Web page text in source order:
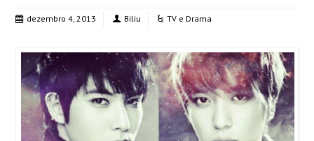
dezembro 4, 2013 Biliu TV e Drama